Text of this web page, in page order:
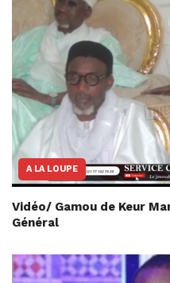
A LA LOUPE
Vidéo/ Gamou de Keur
Général